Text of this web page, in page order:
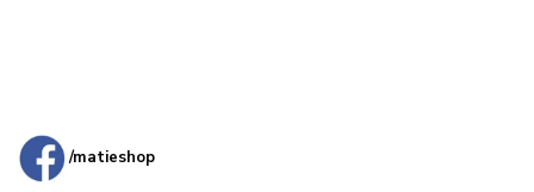
/matieshop